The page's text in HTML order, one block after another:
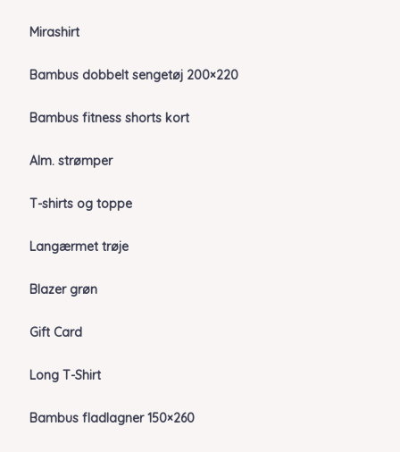
Mirashirt
Bambus dobbelt sengetøj 200×220
Bambus fitness shorts kort
Alm. strømper
T-shirts og toppe
Langærmet trøje
Blazer grøn
Gift Card
Long T-Shirt
Bambus fladlagner 150×260